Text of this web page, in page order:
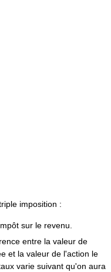
imposition :
sur le revenu.
entre la valeur de
et la valeur de l'action le
varie suivant qu'on aura